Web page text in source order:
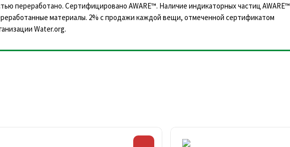
переработано. Сертифицировано AWARE™. Наличие индикаторных частиц AWARE™
материалы. 2% с продажи каждой вещи, отмеченной сертификатом
Water.org.